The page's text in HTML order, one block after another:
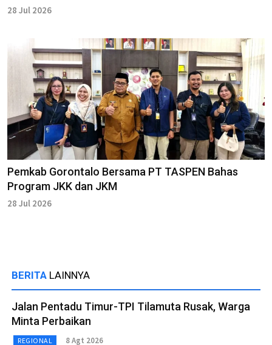
28 Jul 2026
Pemkab Gorontalo Bersama PT TASPEN Bahas
Program JKK dan JKM
28 Jul 2026
BERITA LAINNYA
Jalan Pentadu Timur-TPI Tilamuta Rusak, Warga
Minta Perbaikan
REGIONAL 8 Agt 2026